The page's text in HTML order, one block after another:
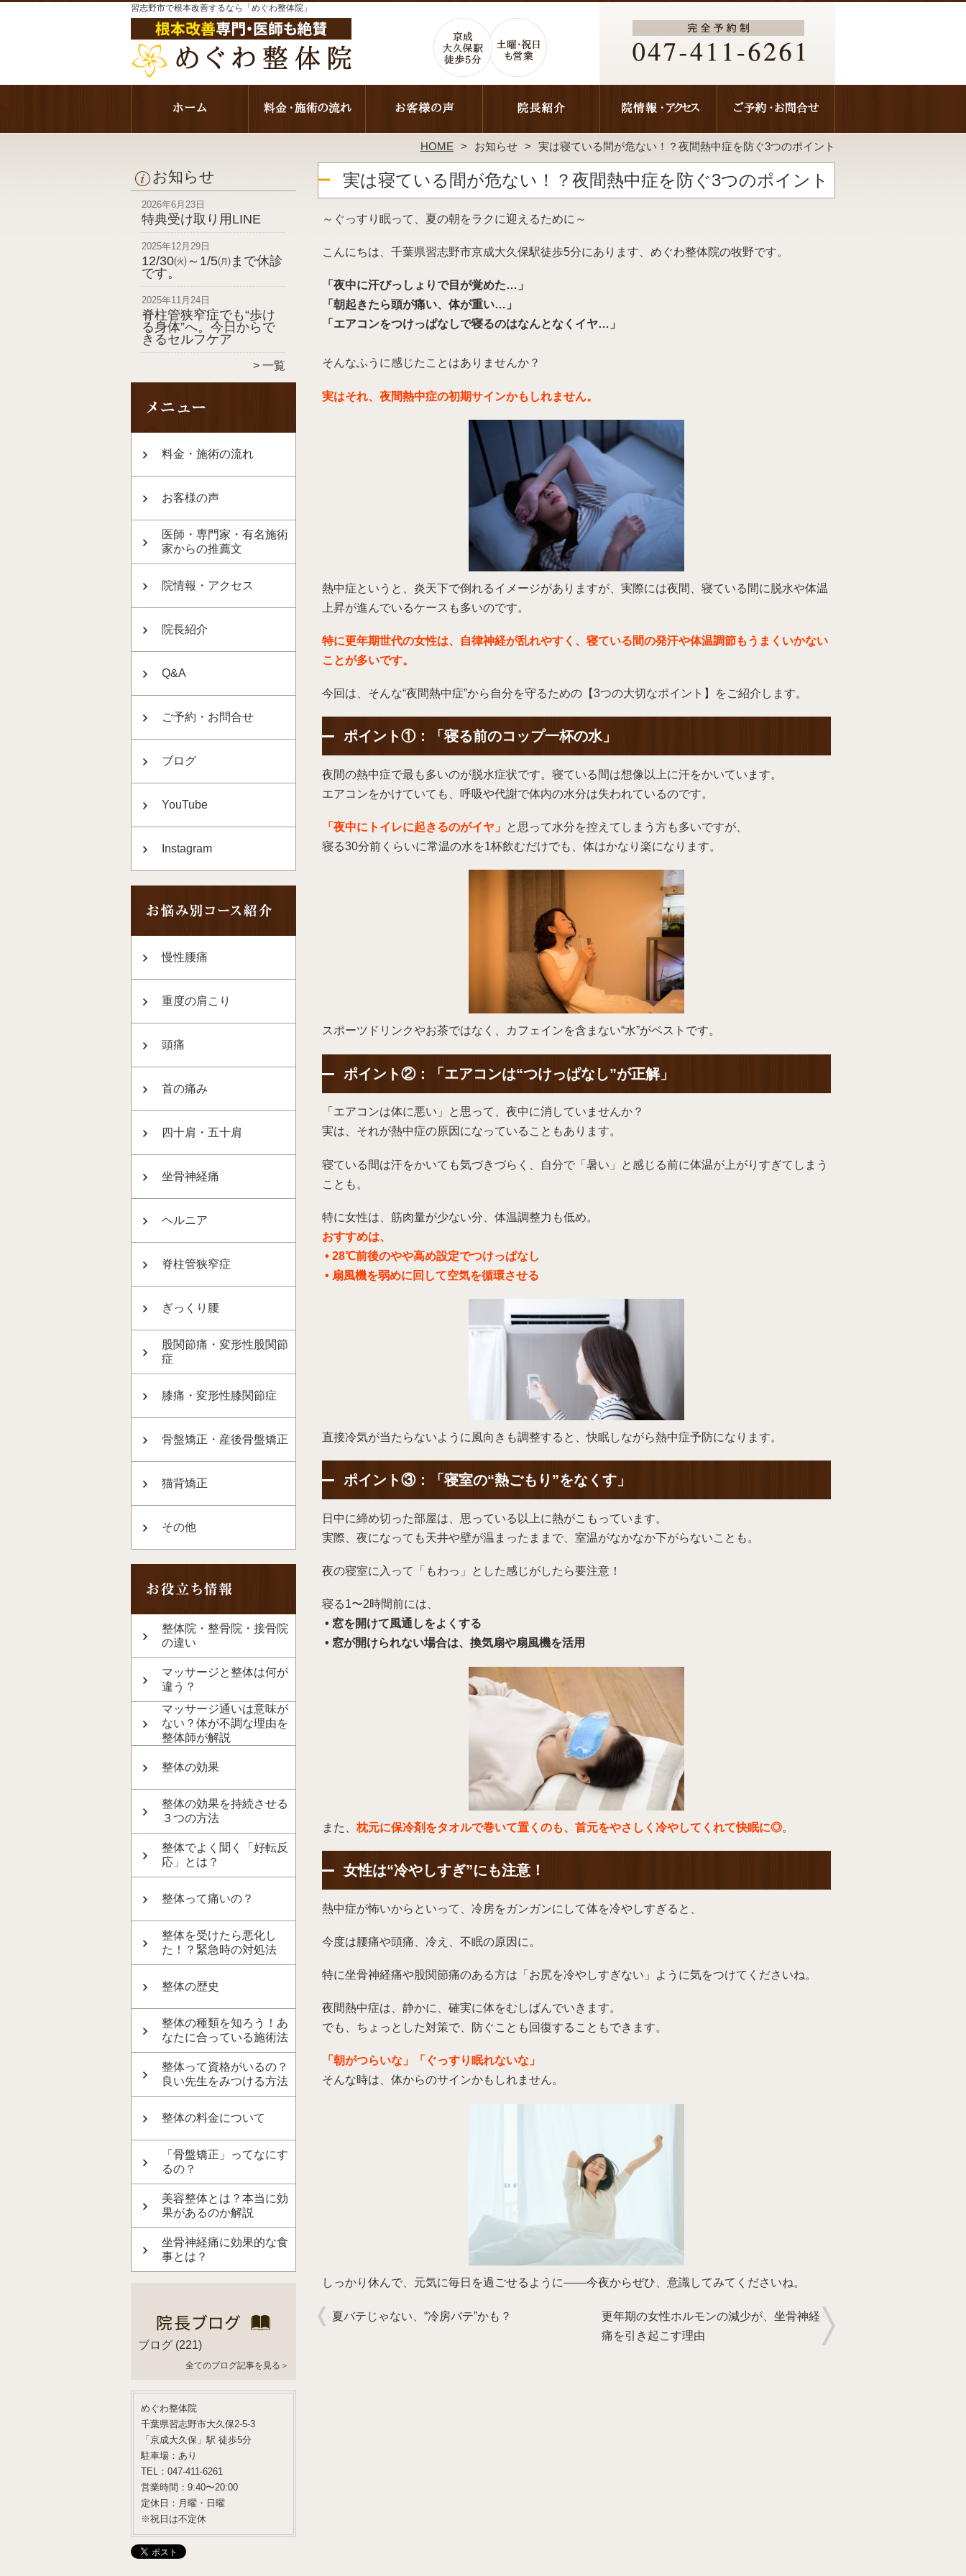
習志野市で根本改善するなら「めぐわ整体院」
HOME お知らせ 実は寝ている間が危ない！？夜間熱中症を防ぐ3つのポイント
お知らせ
2026年6月23日
特典受け取り用LINE
2025年12月29日
12/30㈫～1/5㈪まで休診
です。
2025年11月24日
脊柱管狭窄症でも“歩け
る身体”へ。今日からで
きるセルフケア
一覧
料金・施術の流れ
お客様の声
医師・専門家・有名施術
家からの推薦文
院情報・アクセス
院長紹介
Q&A
ご予約・お問合せ
ブログ
YouTube
Instagram
慢性腰痛
重度の肩こり
頭痛
首の痛み
四十肩・五十肩
坐骨神経痛
ヘルニア
脊柱管狭窄症
ぎっくり腰
股関節痛・変形性股関節
症
膝痛・変形性膝関節症
骨盤矯正・産後骨盤矯正
猫背矯正
その他
整体院・整骨院・接骨院
の違い
マッサージと整体は何が
違う？
マッサージ通いは意味が
ない？体が不調な理由を
整体師が解説
整体の効果
整体の効果を持続させる
３つの方法
整体でよく聞く「好転反
応」とは？
整体って痛いの？
整体を受けたら悪化し
た！？緊急時の対処法
整体の歴史
整体の種類を知ろう！あ
なたに合っている施術法
整体って資格がいるの？
良い先生をみつける方法
整体の料金について
「骨盤矯正」ってなにす
るの？
美容整体とは？本当に効
果があるのか解説
坐骨神経痛に効果的な食
事とは？
ブログ (221)
全てのブログ記事を見る＞
めぐわ整体院
千葉県習志野市大久保2-5-3
「京成大久保」駅 徒歩5分
駐車場：あり
TEL：047-411-6261
営業時間：9:40〜20:00
定休日：月曜・日曜
※祝日は不定休
実は寝ている間が危ない！？夜間熱中症を防ぐ3つのポイント
～ぐっすり眠って、夏の朝をラクに迎えるために～
こんにちは、千葉県習志野市京成大久保駅徒歩5分にあります、めぐわ整体院の牧野です。
「夜中に汗びっしょりで目が覚めた…」
「朝起きたら頭が痛い、体が重い…」
「エアコンをつけっぱなしで寝るのはなんとなくイヤ…」
そんなふうに感じたことはありませんか？
実はそれ、夜間熱中症の初期サインかもしれません。
熱中症というと、炎天下で倒れるイメージがありますが、実際には夜間、寝ている間に脱水や体温
上昇が進んでいるケースも多いのです。
特に更年期世代の女性は、自律神経が乱れやすく、寝ている間の発汗や体温調節もうまくいかない
ことが多いです。
今回は、そんな“夜間熱中症”から自分を守るための【3つの大切なポイント】をご紹介します。
ポイント①：「寝る前のコップ一杯の水」
夜間の熱中症で最も多いのが脱水症状です。寝ている間は想像以上に汗をかいています。
エアコンをかけていても、呼吸や代謝で体内の水分は失われているのです。
「夜中にトイレに起きるのがイヤ」 と思って水分を控えてしまう方も多いですが、
寝る30分前くらいに常温の水を1杯飲むだけでも、体はかなり楽になります。
スポーツドリンクやお茶ではなく、カフェインを含まない“水”がベストです。
ポイント②：「エアコンは“つけっぱなし”が正解」
「エアコンは体に悪い」と思って、夜中に消していませんか？
実は、それが熱中症の原因になっていることもあります。
寝ている間は汗をかいても気づきづらく、自分で「暑い」と感じる前に体温が上がりすぎてしまう
ことも。
特に女性は、筋肉量が少ない分、体温調整力も低め。
おすすめは、
• 28℃前後のやや高め設定でつけっぱなし
• 扇風機を弱めに回して空気を循環させる
直接冷気が当たらないように風向きも調整すると、快眠しながら熱中症予防になります。
ポイント③：「寝室の“熱ごもり”をなくす」
日中に締め切った部屋は、思っている以上に熱がこもっています。
実際、夜になっても天井や壁が温まったままで、室温がなかなか下がらないことも。
夜の寝室に入って「もわっ」とした感じがしたら要注意！
寝る1〜2時間前には、
• 窓を開けて風通しをよくする
• 窓が開けられない場合は、換気扇や扇風機を活用
また、 枕元に保冷剤をタオルで巻いて置くのも、首元をやさしく冷やしてくれて快眠に◎。
女性は“冷やしすぎ”にも注意！
熱中症が怖いからといって、冷房をガンガンにして体を冷やしすぎると、
今度は腰痛や頭痛、冷え、不眠の原因に。
特に坐骨神経痛や股関節痛のある方は「お尻を冷やしすぎない」ように気をつけてくださいね。
夜間熱中症は、静かに、確実に体をむしばんでいきます。
でも、ちょっとした対策で、防ぐことも回復することもできます。
「朝がつらいな」「ぐっすり眠れないな」
そんな時は、体からのサインかもしれません。
しっかり休んで、元気に毎日を過ごせるように――今夜からぜひ、意識してみてくださいね。
夏バテじゃない、“冷房バテ”かも？
更年期の女性ホルモンの減少が、坐骨神経
痛を引き起こす理由